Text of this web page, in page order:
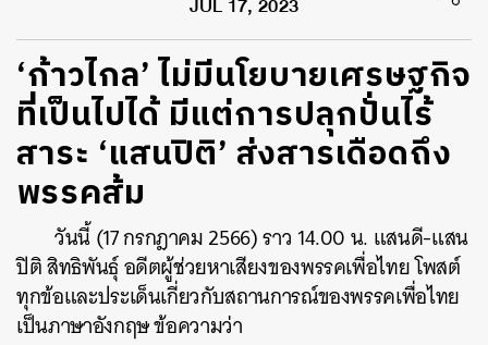
JUL 17, 2023
‘ก้าวไกล’ ไม่มีนโยบายเศรษฐกิจ
ที่เป็นไปได้ มีแต่การปลุกปั่นไร้
สาระ ‘แสนปิติ’ ส่งสารเดือดถึง
พรรคส้ม
วันนี้ (17 กรกฎาคม 2566) ราว 14.00 น. แสนดี-แสน
ปิติ สิทธิพันธุ์ อดีตผู้ช่วยหาเสียงของพรรคเพื่อไทย โพสต์
ทุกข้อและประเด็นเกี่ยวกับสถานการณ์ของพรรคเพื่อไทย
เป็นภาษาอังกฤษ ข้อความว่า